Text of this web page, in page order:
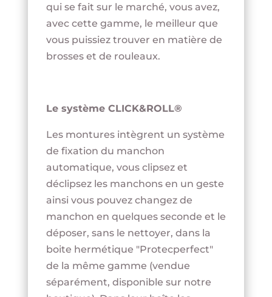
qui se fait sur le marché, vous avez,
avec cette gamme, le meilleur que
vous puissiez trouver en matière de
brosses et de rouleaux.
Le système CLICK&ROLL®
Les montures intègrent un système
de fixation du manchon
automatique, vous clipsez et
déclipsez les manchons en un geste
ainsi vous pouvez changez de
manchon en quelques seconde et le
déposer, sans le nettoyer, dans la
boite hermétique "Protecperfect"
de la même gamme (vendue
séparément, disponible sur notre